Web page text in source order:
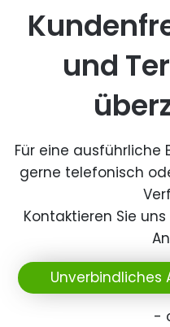
und
Für eine ausführliche
gerne telefonisch
Kontaktieren Sie
Unverbindliches
-